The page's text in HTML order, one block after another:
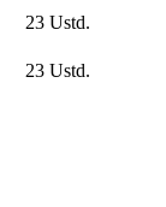
23 Ustd.
23 Ustd.